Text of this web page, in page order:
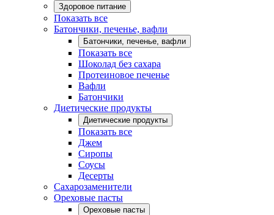
Здоровое питание
Показать все
Батончики, печенье, вафли
Батончики, печенье, вафли
Показать все
Шоколад без сахара
Протеиновое печенье
Вафли
Батончики
Диетические продукты
Диетические продукты
Показать все
Джем
Сиропы
Соусы
Десерты
Сахарозаменители
Ореховые пасты
Ореховые пасты